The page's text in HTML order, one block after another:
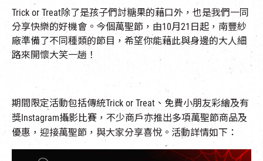
Trick or Treat除了是孩子們討糖果的藉口外，也是我們一同
分享快樂的好機會。今個萬聖節，由10月21日起，南豐紗
廠準備了不同種類的節目，希望你能藉此與身邊的大人細
路來開懷大笑一趟！
期間限定活動包括傳統Trick or Treat、免費小朋友彩繪及有
獎Instagram攝影比賽，不少商戶亦推出多項萬聖節商品及
優惠，迎接萬聖節，與大家分享喜悅。活動詳情如下：